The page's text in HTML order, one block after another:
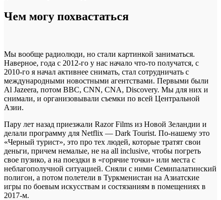
Чем могу похвастаться
Мы вообще радиолюди, но стали картинкой заниматься.
Наверное, года с 2012-го у нас начало что-то получатся, с
2010-го я начал активнее снимать, стал сотрудничать с
международными новостными агентствами. Первыми были
Al Jazeera, потом ВВС, CNN, CNA, Discovery. Мы для них и
снимали, и организовывали съемки по всей Центральной
Азии.
Пару лет назад приезжали Razor Films из Новой Зеландии и
делали программу для Netflix — Dark Tourist. По-нашему это
«Черный турист», это про тех людей, которые тратят свои
деньги, причем немалые, не на all inclusive, чтобы погреть
свое пузико, а на поездки в «горячие точки» или места с
неблагополучной ситуацией. Сняли с ними Семипалатинский
полигон, а потом полетели в Туркменистан на Азиатские
игры по боевым искусствам и состязаниям в помещениях в
2017-м.